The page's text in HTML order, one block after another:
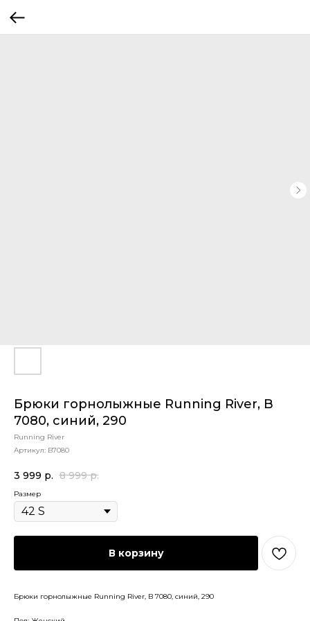
Брюки горнолыжные Running River, B
7080, синий, 290
Running River
Артикул: B7080
3 999 р. 8 999 р.
Размер
В корзину
Брюки горнолыжные Running River, B 7080, синий, 290